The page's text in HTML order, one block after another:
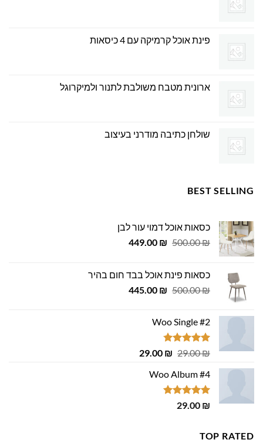
פינת אוכל קרמיקה עם 4 כיסאות
ארונית מטבח משולבת לתנור ולמיקרוגל
שולחן כתיבה מודרני בעיצוב
BEST SELLING
כסאות אוכל דמוי עור לבן
500.00₪
המחיר
500.00 ₪.
449.00 ₪
המחיר
449.00 ₪.
כסאות פינת אוכל בבד חום בהיר
500.00₪
המחיר
500.00 ₪.
445.00 ₪
המחיר
Woo Single #2
דורג4.75
29.00₪
המחיר
היה:
29.00 ₪.
29.00 ₪
המחיר
Woo Album #4
דורג5.00
29.00 ₪
TOP RATED